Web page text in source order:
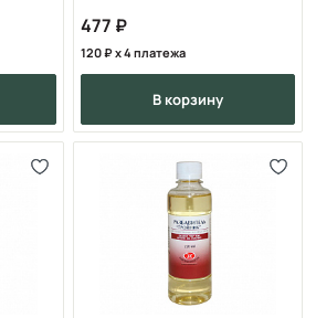
477
120 x 4 платежа
в корзину